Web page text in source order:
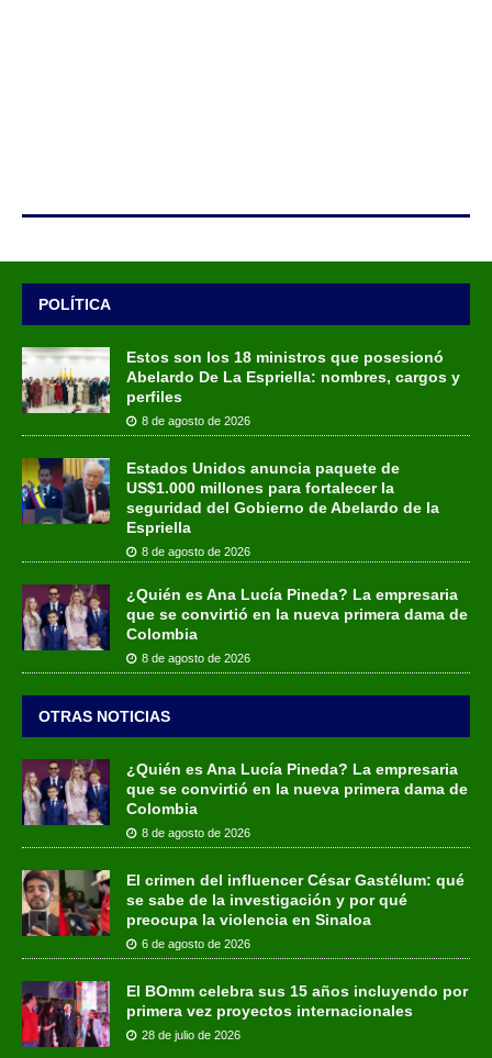
POLÍTICA
Estos son los 18 ministros que posesionó
Abelardo De La Espriella: nombres, cargos y
perfiles
8 de agosto de 2026
Estados Unidos anuncia paquete de
US$1.000 millones para fortalecer la
seguridad del Gobierno de Abelardo de la
Espriella
8 de agosto de 2026
¿Quién es Ana Lucía Pineda? La empresaria
que se convirtió en la nueva primera dama de
Colombia
8 de agosto de 2026
OTRAS NOTICIAS
¿Quién es Ana Lucía Pineda? La empresaria
que se convirtió en la nueva primera dama de
Colombia
8 de agosto de 2026
El crimen del influencer César Gastélum: qué
se sabe de la investigación y por qué
preocupa la violencia en Sinaloa
6 de agosto de 2026
El BOmm celebra sus 15 años incluyendo por
primera vez proyectos internacionales
28 de julio de 2026